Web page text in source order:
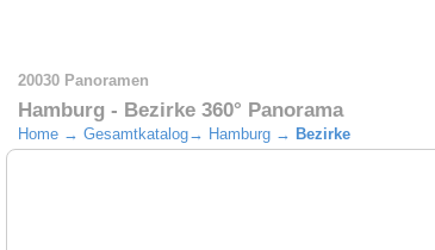
20030 Panoramen
Hamburg - Bezirke 360° Panorama
Home → Gesamtkatalog→ Hamburg → Bezirke